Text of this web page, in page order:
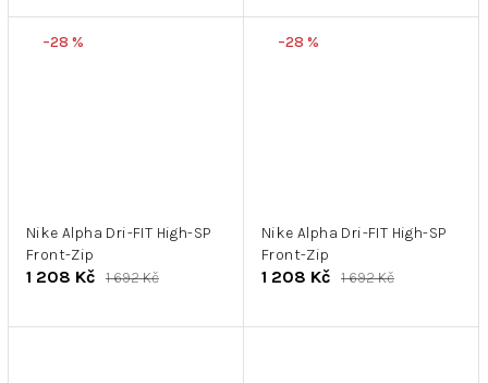
–28 %
Nike Alpha Dri-FIT High-SP
Front-Zip
1 208 Kč 1 692 Kč
–28 %
Nike Alpha Dri-FIT High-SP
Front-Zip
1 208 Kč 1 692 Kč